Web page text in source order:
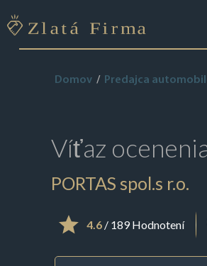
Domov Predajca
Víťaz
PORTAS spol.s r.o.
4.6/ 189 Hodnotení